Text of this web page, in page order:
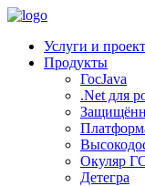
Услуги и
Продукты
ГосJava
.Net для
Окуляр
Детегра